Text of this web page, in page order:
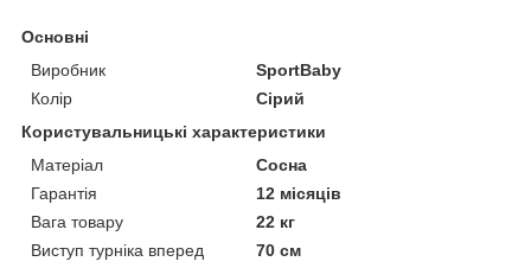
Основні
Виробник
SportBaby
Колір
Сірий
Користувальницькі характеристики
Матеріал
Сосна
Гарантія
12 місяців
Вага товару
22 кг
Виступ турніка вперед
70 см